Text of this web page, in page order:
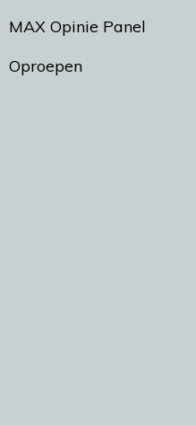
MAX Opinie Panel
Oproepen